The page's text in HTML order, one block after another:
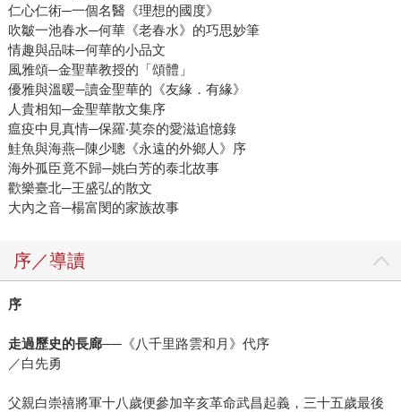
仁心仁術─一個名醫《理想的國度》
吹皺一池春水─何華《老春水》的巧思妙筆
情趣與品味─何華的小品文
風雅頌─金聖華教授的「頌體」
優雅與溫暖─讀金聖華的《友緣．有緣》
人貴相知─金聖華散文集序
瘟疫中見真情─保羅‧莫奈的愛滋追憶錄
鮭魚與海燕─陳少聰《永遠的外鄉人》序
海外孤臣竟不歸─姚白芳的泰北故事
歡樂臺北─王盛弘的散文
大內之音─楊富閔的家族故事
序／導讀
序
走過歷史的長廊──《八千里路雲和月》代序
／白先勇
父親白崇禧將軍十八歲便參加辛亥革命武昌起義，三十五歲最後